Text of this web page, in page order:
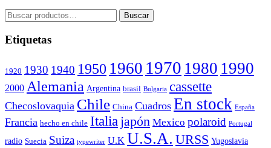
Buscar
por:
Buscar
Etiquetas
1920 1930 1940 1950 1960 1970 1980 1990
2000 Alemania Argentina brasil Bulgaria cassette
Checoslovaquia Chile China Cuadros En stock España
Francia hecho en chile Italia japón Mexico polaroid Portugal
radio Suecia Suiza typewriter U.K U.S.A. URSS Yugoslavia